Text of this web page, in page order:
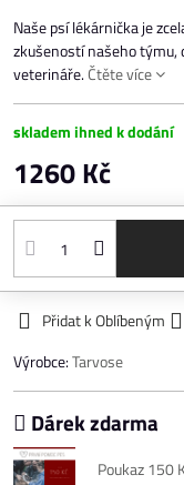
Naše psí lékárnička je
zkušeností našeho týmu,
veterináře.Čtěte více
skladem ihned k dodání
1260 Kč
Přidat k Oblíbeným
Výrobce:Tarvose
Dárek zdarma
Poukaz 150